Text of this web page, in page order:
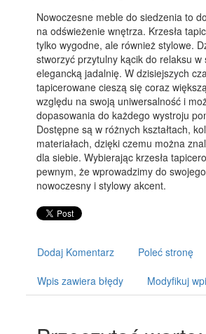
Nowoczesne meble do siedzenia to
na odświeżenie wnętrza. Krzesła
tylko wygodne, ale również stylowe.
stworzyć przytulny kącik do relaksu w
elegancką jadalnię. W dzisiejszych
tapicerowane cieszą się coraz
względu na swoją uniwersalność i
dopasowania do każdego wystroju
Dostępne są w różnych kształtach,
materiałach, dzięki czemu można
dla siebie. Wybierając krzesła
pewnym, że wprowadzimy do
nowoczesny i stylowy akcent.
Dodaj Komentarz Poleć stronę
Wpis zawiera błędy Modyfikuj